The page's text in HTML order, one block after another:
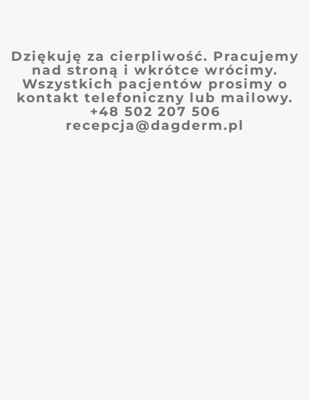
Dziękuję za cierpliwość. Pracujemy
nad stroną i wkrótce wrócimy.
Wszystkich pacjentów prosimy o
kontakt telefoniczny lub mailowy.
+48 502 207 506
recepcja@dagderm.pl